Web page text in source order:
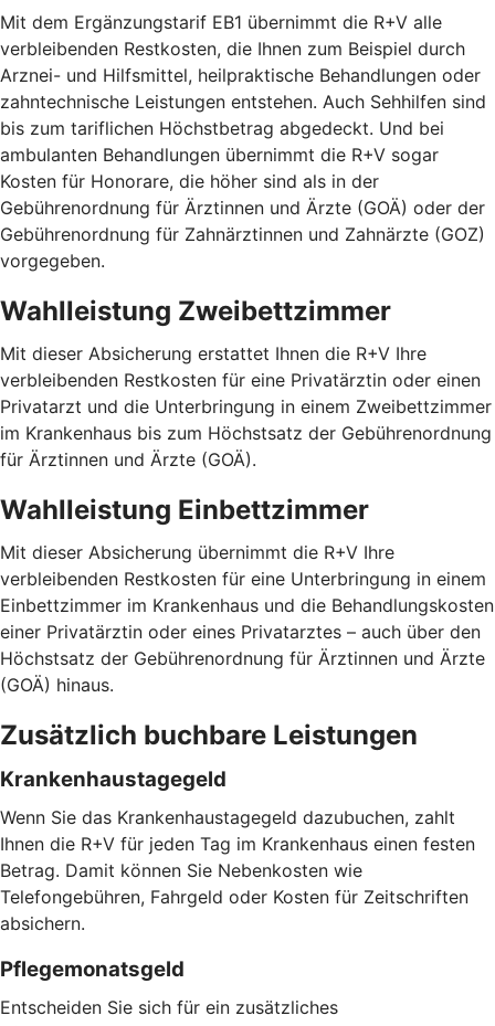
Mit dem Ergänzungstarif EB1 übernimmt die R+V alle
verbleibenden Restkosten, die Ihnen zum Beispiel durch
Arznei- und Hilfsmittel, heilpraktische Behandlungen oder
zahntechnische Leistungen entstehen. Auch Sehhilfen sind
bis zum tariflichen Höchstbetrag abgedeckt. Und bei
ambulanten Behandlungen übernimmt die R+V sogar
Kosten für Honorare, die höher sind als in der
Gebührenordnung für Ärztinnen und Ärzte (GOÄ) oder der
Gebührenordnung für Zahnärztinnen und Zahnärzte (GOZ)
vorgegeben.
Wahlleistung Zweibettzimmer
Mit dieser Absicherung erstattet Ihnen die R+V Ihre
verbleibenden Restkosten für eine Privatärztin oder einen
Privatarzt und die Unterbringung in einem Zweibettzimmer
im Krankenhaus bis zum Höchstsatz der Gebührenordnung
für Ärztinnen und Ärzte (GOÄ).
Wahlleistung Einbettzimmer
Mit dieser Absicherung übernimmt die R+V Ihre
verbleibenden Restkosten für eine Unterbringung in einem
Einbettzimmer im Krankenhaus und die Behandlungskosten
einer Privatärztin oder eines Privatarztes – auch über den
Höchstsatz der Gebührenordnung für Ärztinnen und Ärzte
(GOÄ) hinaus.
Zusätzlich buchbare Leistungen
Krankenhaustagegeld
Wenn Sie das Krankenhaustagegeld dazubuchen, zahlt
Ihnen die R+V für jeden Tag im Krankenhaus einen festen
Betrag. Damit können Sie Nebenkosten wie
Telefongebühren, Fahrgeld oder Kosten für Zeitschriften
absichern.
Pflegemonatsgeld
Entscheiden Sie sich für ein zusätzliches